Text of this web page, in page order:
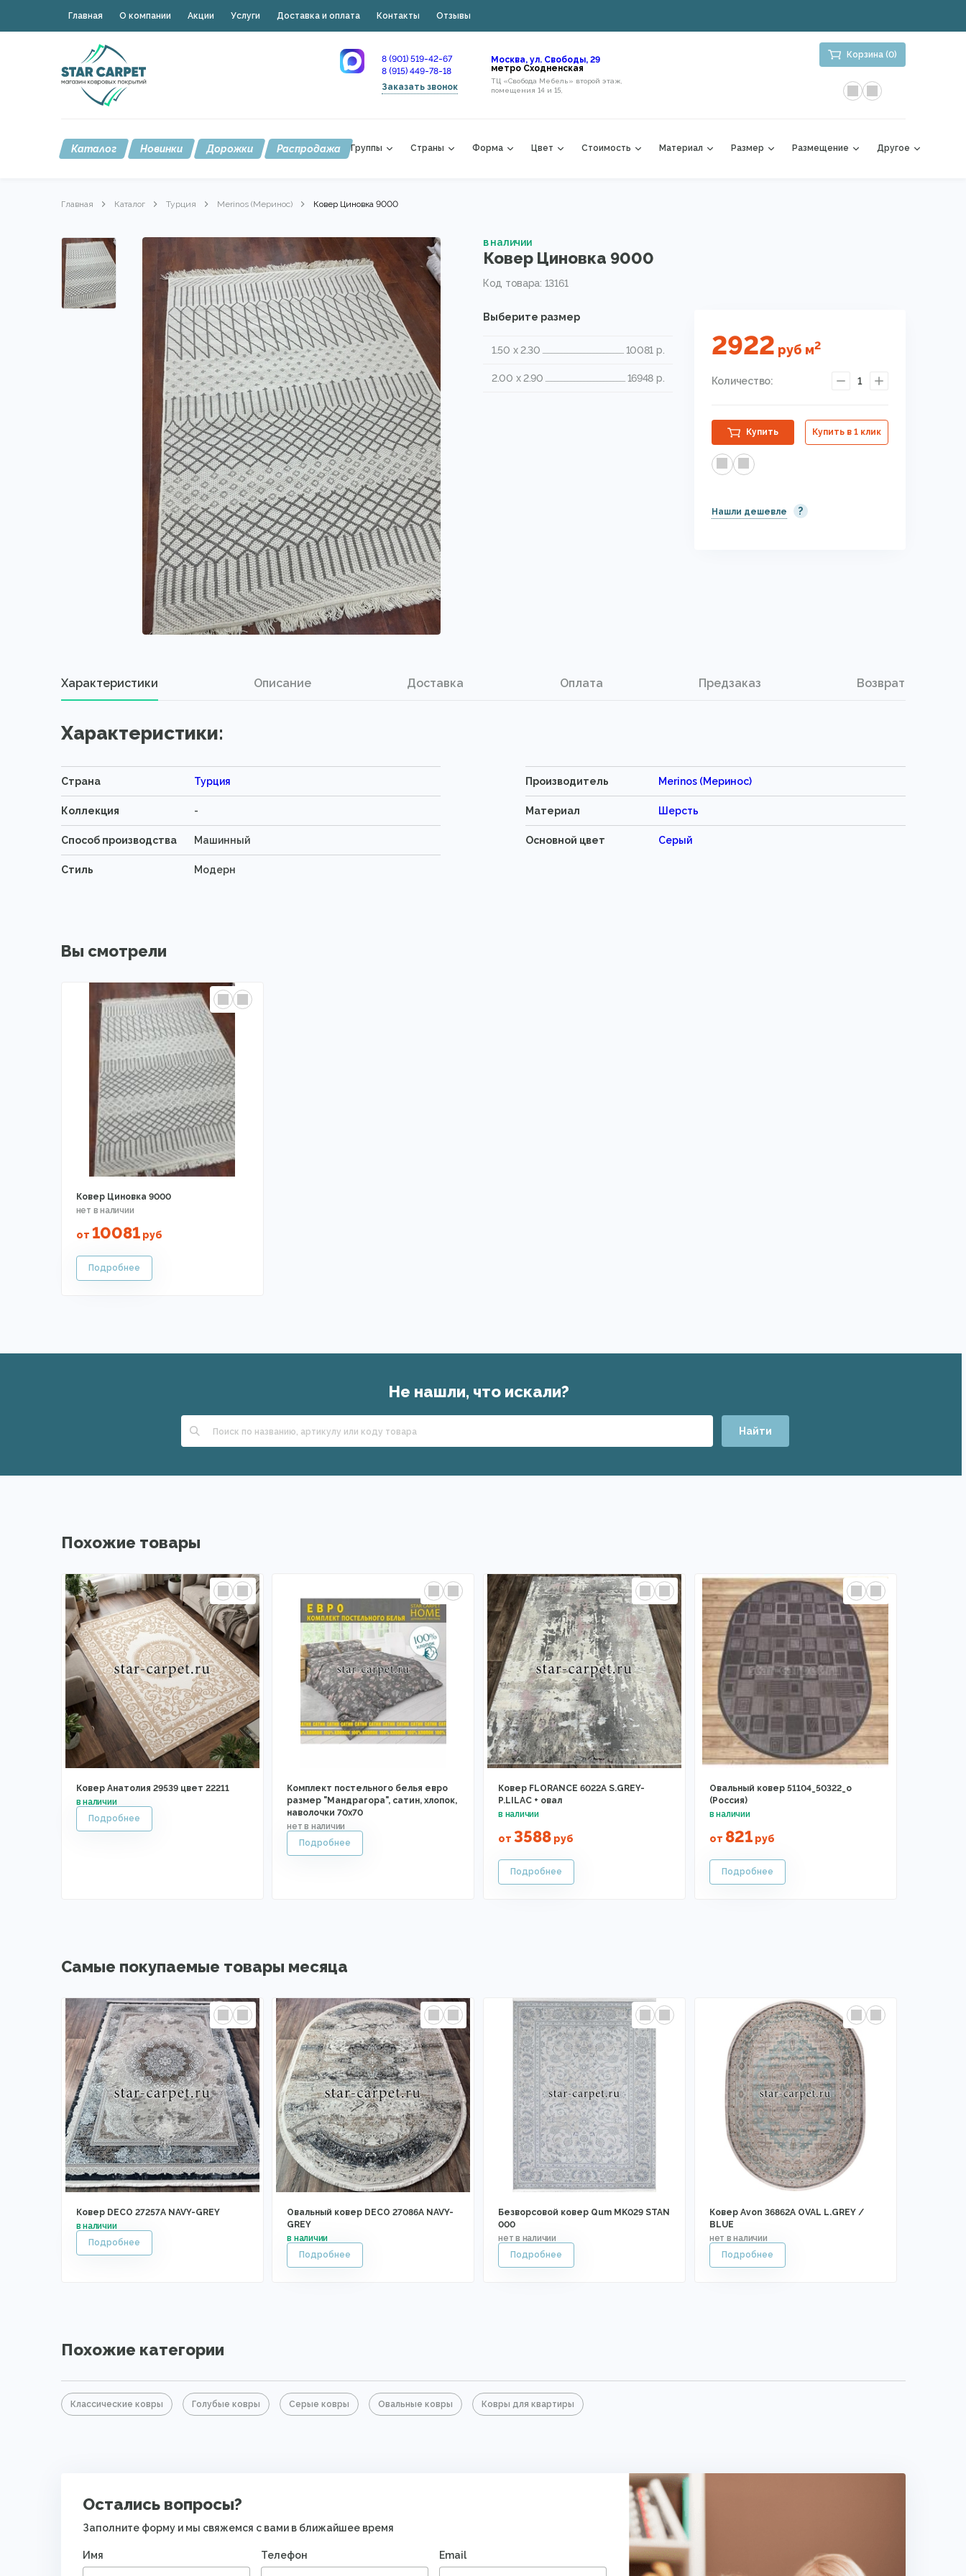
Главная О компании Акции Услуги Доставка и оплата Контакты Отзывы
8 (901) 519-42-67
8 (915) 449-78-18
Заказать звонок
Москва, ул. Свободы, 29
метро Сходненская
ТЦ «Свобода Мебель» второй этаж,
помещения 14 и 15,
Корзина (0)
Каталог Новинки Дорожки Распродажа Группы Страны Форма Цвет Стоимость Материал Размер Размещение Другое
Главная Каталог Турция Merinos (Меринос) Ковер Циновка 9000
в наличии
Ковер Циновка 9000
Код товара: 13161
Выберите размер
1.50 x 2.30 10081 р.
2.00 x 2.90 16948 р.
2922 руб м2
Количество: 1
Купить Купить в 1 клик
Нашли дешевле ?
Характеристики Описание Доставка Оплата Предзаказ Возврат
Характеристики:
Страна Турция Производитель Merinos (Меринос)
Коллекция - Материал Шерсть
Способ производства Машинный Основной цвет Серый
Стиль Модерн
Вы смотрели
Ковер Циновка 9000
от 10081руб
Не нашли, что искали?
Найти
Похожие товары
Ковер Анатолия 29539 цвет 22211
Комплект постельного белья евро
размер "Мандрагора", сатин, хлопок,
наволочки 70х70
Ковер FLORANCE 6022A S.GREY-
P.LILAC + овал
от 3588 руб
Овальный ковер 51104_50322_o
(Россия)
от 821руб
Самые покупаемые товары месяца
Ковер DECO 27257A NAVY-GREY
Овальный ковер DECO 27086A NAVY-
GREY
Безворсовой ковер Qum MK029 STAN
000
Ковер Avon 36862A OVAL L.GREY /
BLUE
Похожие категории
Классические ковры Голубые ковры Серые ковры Овальные ковры Ковры для квартиры
Остались вопросы?
Заполните форму и мы свяжемся с вами в ближайшее время
Имя Телефон Email